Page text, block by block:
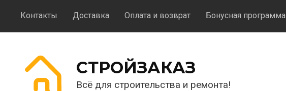
Контакты Доставка Оплата и возврат Бонусная программа
CТРОЙЗАКАЗ
Всё для строительства и ремонта!